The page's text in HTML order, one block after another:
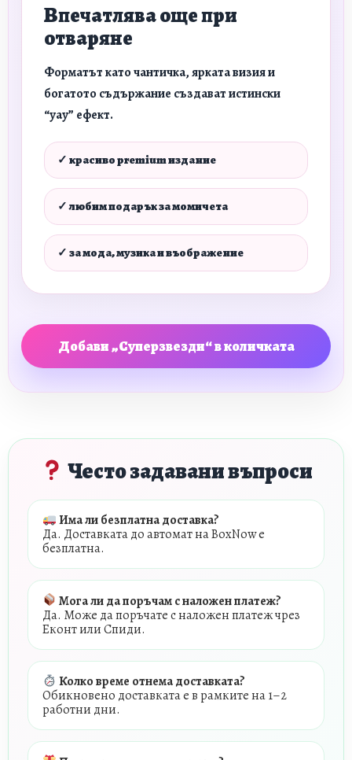
Впечатлява още при
отваряне
Форматът като чантичка, ярката визия и
богатото съдържание създават истински
“уау” ефект.
✓ красиво premium издание
✓ любим подарък за момичета
✓ за мода, музика и въображение
Добави „Суперзвезди“ в количката
Често задавани въпроси
Има ли безплатна доставка?
Да. Доставката до автомат на BoxNow е
безплатна.
Мога ли да поръчам с наложен платеж?
Да. Може да поръчате с наложен платеж чрез
Еконт или Спиди.
Колко време отнема доставката?
Обикновено доставката е в рамките на 1–2
работни дни.